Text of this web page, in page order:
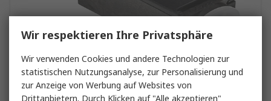
Ratgeber Sicherheits- und Endschalter
Ob automatisch, berührungslos oder Pilz-Schalter: Hier
Wir respektieren Ihre Privatsphäre
Wir verwenden Cookies und andere Technologien zur
statistischen Nutzungsanalyse, zur Personalisierung und
zur Anzeige von Werbung auf Websites von
Drittanbietern. Durch Klicken auf "Alle akzeptieren"